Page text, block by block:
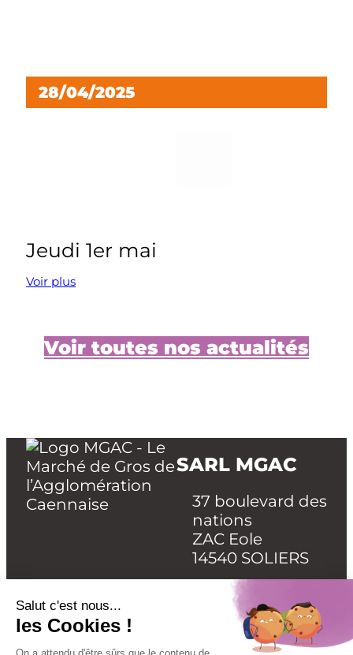
28/04/2025
Jeudi 1er mai
Voir plus
Voir toutes nos actualités
SARL MGAC
37 boulevard des
nations
ZAC Eole
14540 SOLIERS
02 31 52 19 70
cnicollet@mgac.
fr